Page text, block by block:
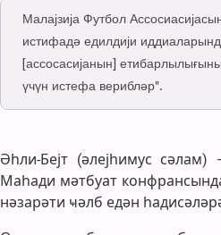
Малајзија Футбол
истифадә едилдији
[ассосасијанын]
үчүн истефа верибләр".
Әһли-Бејт (әлејһимус
Маһади мәтбуат
нәзарәти ҹәлб едән